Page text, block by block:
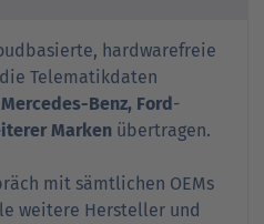
hardwarefreie
Telematikdaten
Benz, Ford-
Marken übertragen.
mit sämtlichen OEMs
weitere Hersteller und